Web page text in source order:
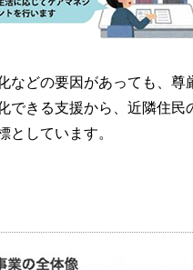
どの要因があっても、
きる支援から、近隣住
しています。